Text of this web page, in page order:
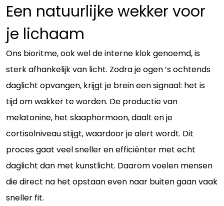
Een natuurlijke wekker voor
je lichaam
Ons bioritme, ook wel de interne klok genoemd, is
sterk afhankelijk van licht. Zodra je ogen ’s ochtends
daglicht opvangen, krijgt je brein een signaal: het is
tijd om wakker te worden. De productie van
melatonine, het slaaphormoon, daalt en je
cortisolniveau stijgt, waardoor je alert wordt. Dit
proces gaat veel sneller en efficiënter met echt
daglicht dan met kunstlicht. Daarom voelen mensen
die direct na het opstaan even naar buiten gaan vaak
sneller fit.